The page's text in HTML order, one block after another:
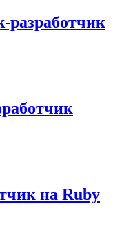
разработчик
на Ruby